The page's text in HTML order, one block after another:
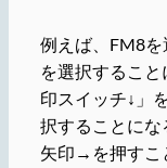
例えば、FM8
を選択すること
印スイッチ↓」
択することに
矢印→を押すこ